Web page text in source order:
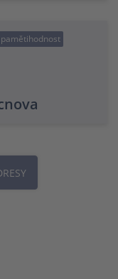
pamětihodnost